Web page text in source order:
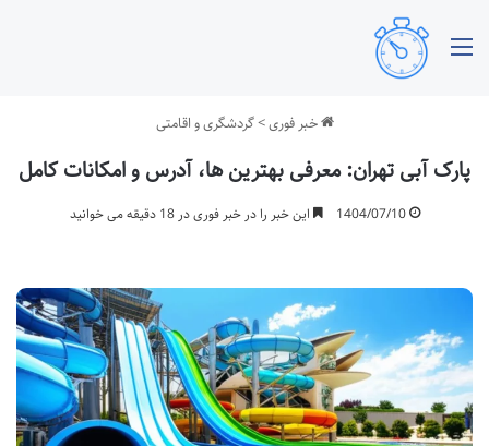
خبر فوری>گردشگری و اقامتی
پارک آبی تهران: معرفی بهترین ها، آدرس و امکانات کامل
1404/07/10 این خبر را در خبر فوری در 18 دقیقه می خوانید